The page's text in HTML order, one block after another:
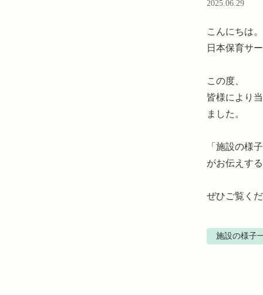
2025.06.29
こんにちは。
日本保育サ
この度、
皆様により
ました。
「施設の様
がお伝えす
ぜひご覧く
施設の様子